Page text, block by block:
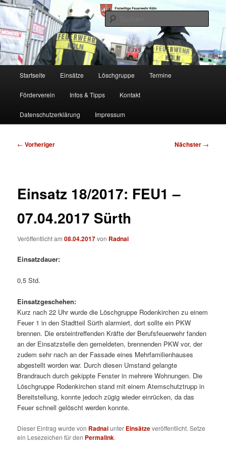
Zum
primären
Inhalt
springenFF Köln, LG RD
Freiwillige Feuerwehr Köln, Löschgruppe Rodenkirchen
Startseite Einsätze Löschgruppe Termine
Förderverein Infos & Tipps Kontakt
Datenschutzerklärung Impressum
Beitragsnavigation
← Vorheriger Nächster →
Einsatz 18/2017: FEU1 –
07.04.2017 Sürth
Veröffentlicht am08.04.2017von Radnai
Einsatzdauer:
0,5 Std.
Einsatzgeschehen:
Kurz nach 22 Uhr wurde die Löschgruppe Rodenkirchen zu einem
Feuer 1 in den Stadtteil Sürth alarmiert, dort sollte ein PKW
brennen. Die ersteintreffenden Kräfte der Berufsfeuerwehr fanden
an der Einsatzstelle den gemeldeten, brennenden PKW vor, der
zudem sehr nach an der Fassade eines Mehrfamilienhauses
abgestellt worden war. Durch diesen Umstand gelangte
Brandrauch durch gekippte Fenster in mehrere Wohnungen. Die
Löschgruppe Rodenkirchen stand mit einem Atemschutztrupp in
Bereitstellung, konnte jedoch zügig wieder einrücken, da das
Feuer schnell gelöscht werden konnte.
Dieser Eintrag wurde von Radnaiunter Einsätzeveröffentlicht. Setze
ein Lesezeichen für den Permalink.